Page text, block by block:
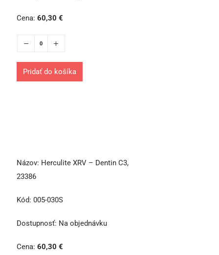
Cena: 60,30 €
Pridať do košíka
Názov: Herculite XRV – Dentin C3,
23386
Kód: 005-030S
Dostupnosť: Na objednávku
Cena: 60,30 €